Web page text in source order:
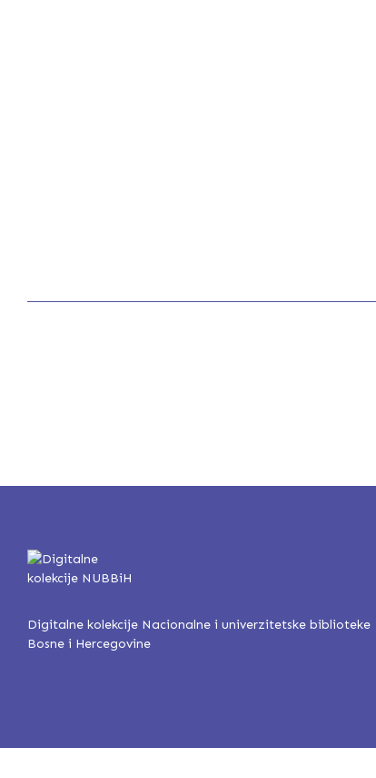
Digitalne kolekcije Nacionalne i univerzitetske biblioteke
Bosne i Hercegovine